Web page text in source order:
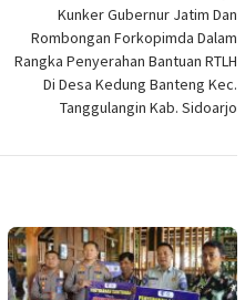
Kunker Gubernur Jatim Dan
Rombongan Forkopimda Dalam
Rangka Penyerahan Bantuan RTLH
Di Desa Kedung Banteng Kec.
Tanggulangin Kab. Sidoarjo